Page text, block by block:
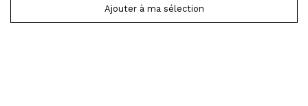
Ajouter à ma sélection